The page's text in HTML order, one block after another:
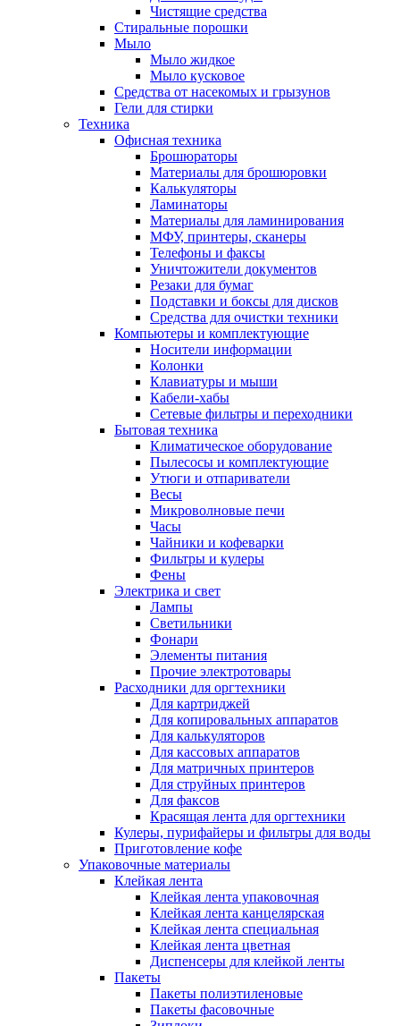
Чистящие средства
Стиральные порошки
Мыло
Мыло жидкое
Мыло кусковое
Средства от насекомых и грызунов
Гели для стирки
Техника
Офисная техника
Брошюраторы
Материалы для брошюровки
Калькуляторы
Ламинаторы
Материалы для ламинирования
МФУ, принтеры, сканеры
Телефоны и факсы
Уничтожители документов
Резаки для бумаг
Подставки и боксы для дисков
Средства для очистки техники
Компьютеры и комплектующие
Носители информации
Колонки
Клавиатуры и мыши
Кабели-хабы
Сетевые фильтры и переходники
Бытовая техника
Климатическое оборудование
Пылесосы и комплектующие
Утюги и отпариватели
Весы
Микроволновые печи
Часы
Чайники и кофеварки
Фильтры и кулеры
Фены
Электрика и свет
Лампы
Светильники
Фонари
Элементы питания
Прочие электротовары
Расходники для оргтехники
Для картриджей
Для копировальных аппаратов
Для калькуляторов
Для кассовых аппаратов
Для матричных принтеров
Для струйных принтеров
Для факсов
Красящая лента для оргтехники
Кулеры, пурифайеры и фильтры для воды
Приготовление кофе
Упаковочные материалы
Клейкая лента
Клейкая лента упаковочная
Клейкая лента канцелярская
Клейкая лента специальная
Клейкая лента цветная
Диспенсеры для клейкой ленты
Пакеты
Пакеты полиэтиленовые
Пакеты фасовочные